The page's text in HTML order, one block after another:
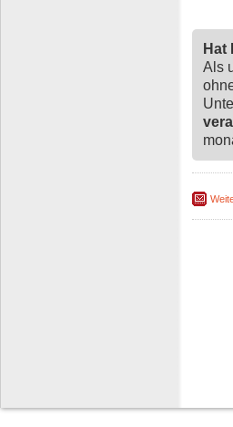
Hat
Als